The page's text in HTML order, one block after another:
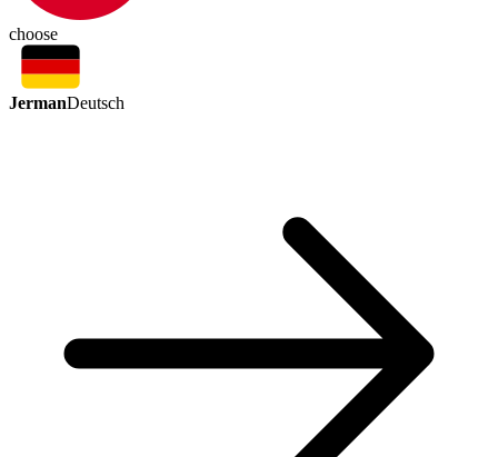
choose
JermanDeutsch